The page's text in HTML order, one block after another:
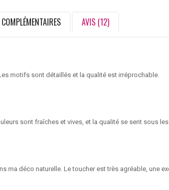
AVIS (12)
motifs sont détaillés et la qualité est irréprochable.
sont fraîches et vives, et la qualité se sent sous
ma déco naturelle. Le toucher est très agréable, une